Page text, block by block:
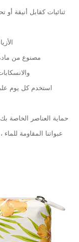
ثنائيات كقابل أنيقة
● ¢
مصنوع من
استخدم كل يوم
عبواتنا المقاومة